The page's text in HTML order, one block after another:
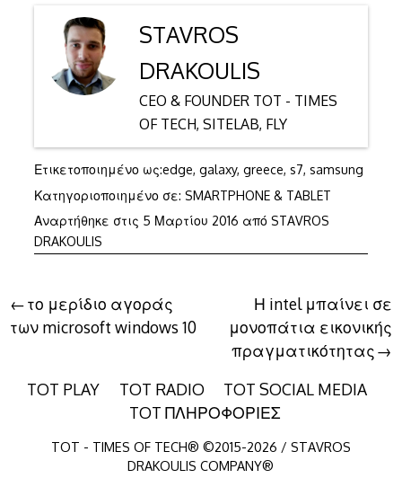
STAVROS
DRAKOULIS
CEO & FOUNDER TOT - TIMES
OF TECH, SITELAB, FLY
Ετικετοποιημένο ως:edge, galaxy, greece, s7, samsung
Κατηγοριοποιημένο σε: SMARTPHONE & TABLET
Αναρτήθηκε στις 5 Μαρτίου 2016 από STAVROS
DRAKOULIS
Πλοήγηση
άρθρων
το μερίδιο αγοράς
των microsoft windows 10
Η intel μπαίνει σε
μονοπάτια εικονικής
πραγματικότητας
TOT PLAY
TOT RADIO
TOT SOCIAL MEDIA
TOT ΠΛΗΡΟΦΟΡΙΕΣ
TOT - TIMES OF TECH® ©2015-2026 / STAVROS
DRAKOULIS COMPANY®